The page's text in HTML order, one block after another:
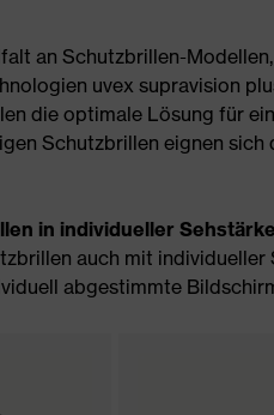
an Schutzbrillen-
uvex supravision
die optimale Lösung für
Schutzbrillen eignen sich
in individueller
auch mit individueller
abgestimmte